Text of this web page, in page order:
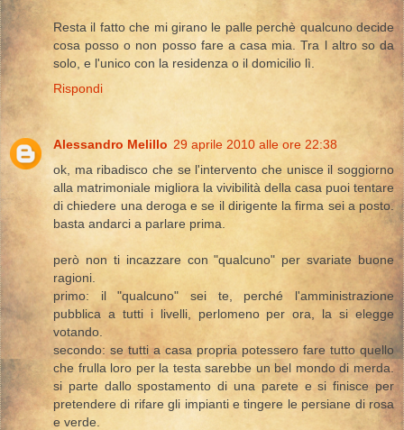
Resta il fatto che mi girano le palle perchè qualcuno decide
cosa posso o non posso fare a casa mia. Tra l altro so da
solo, e l'unico con la residenza o il domicilio lì.
Rispondi
Alessandro Melillo 29 aprile 2010 alle ore 22:38
ok, ma ribadisco che se l'intervento che unisce il soggiorno
alla matrimoniale migliora la vivibilità della casa puoi tentare
di chiedere una deroga e se il dirigente la firma sei a posto.
basta andarci a parlare prima.
però non ti incazzare con "qualcuno" per svariate buone
ragioni.
primo: il "qualcuno" sei te, perché l'amministrazione
pubblica a tutti i livelli, perlomeno per ora, la si elegge
votando.
secondo: se tutti a casa propria potessero fare tutto quello
che frulla loro per la testa sarebbe un bel mondo di merda.
si parte dallo spostamento di una parete e si finisce per
pretendere di rifare gli impianti e tingere le persiane di rosa
e verde.